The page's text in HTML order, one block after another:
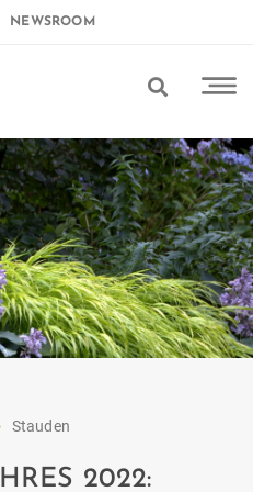
NEWSROOM
Stauden
2022: